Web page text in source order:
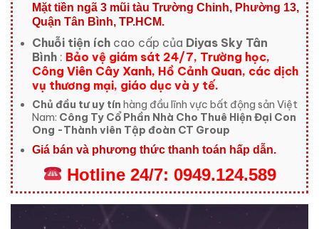
Mặt tiền ngã 3 mũi tàu Trường Chinh, Phường 13,
Quận Tân Bình, TP.HCM.
Chuỗi tiện íchcao cấp của Diyas Sky Tân
Bình: Bảo vệ giám sát 24/7, Trường học,
Công Viên Cây Xanh, Hồ Cảnh Quan, các dịch
vụ thương mại, giáo dục và y tế.
Chủ đầu tư uy tín hàng đầu lĩnh vực bất động sản Việt
Nam: Công Ty Cổ Phần Nhà Cho Thuê Hiện Đại Con
Ong -Thành viên Tập đoàn CT Group
Giá bán và phương thức thanh toán hấp dẫn.
Hotline24/7: 0949.124.589